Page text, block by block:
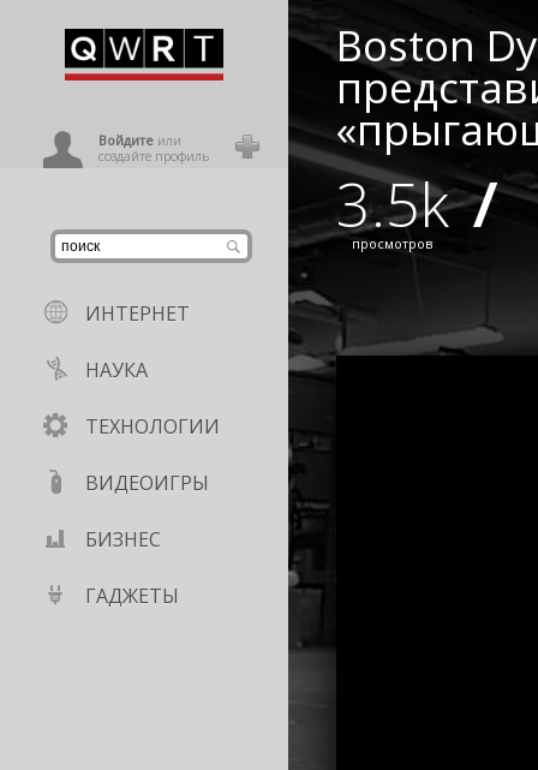
Войдитеили
создайте профиль
ИНТЕРНЕТ
НАУКА
ТЕХНОЛОГИИ
ВИДЕОИГРЫ
БИЗНЕС
ГАДЖЕТЫ
Boston
3.5k
просмотров /